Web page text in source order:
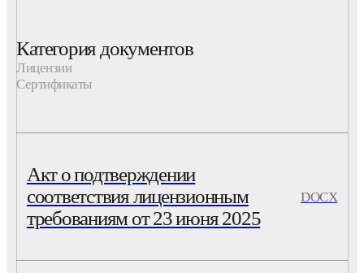
Категория документов
Лицензии
Сертификаты
Акт о подтверждении
соответствия лицензионным
требованиям от 23 июня 2025
DOCX